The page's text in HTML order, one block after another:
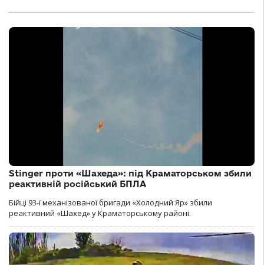
Stinger проти «Шахеда»: під Краматорськом збили
реактивній російський БПЛА
Бійці 93-ї механізованої бригади «Холодний Яр» збили
реактивний «Шахед» у Краматорському районі.